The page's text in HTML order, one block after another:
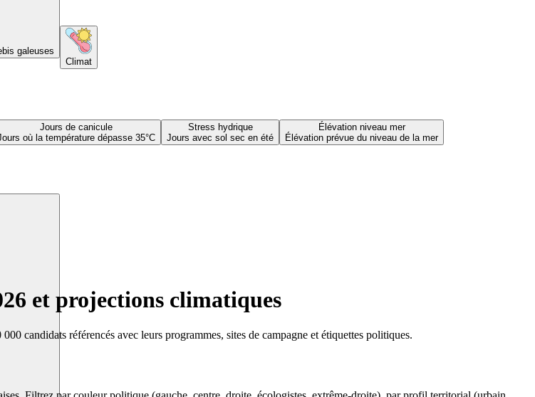
galeuses
Climat
Jours de canicule
où la température dépasse 35°C
Stress hydrique
Jours avec sol sec en été
Élévation niveau mer
Élévation prévue du niveau de la mer
et projections climatiques
candidats référencés avec leurs programmes, sites de campagne et étiquettes politiques.